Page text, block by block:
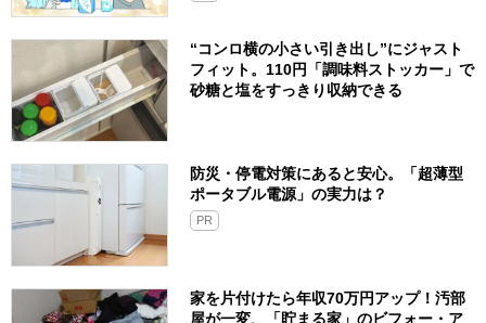
“コンロ横の小さい引き出し”にジャスト
フィット。110円「調味料ストッカー」で
砂糖と塩をすっきり収納できる
防災・停電対策にあると安心。「超薄型
ポータブル電源」の実力は？​
PR
家を片付けたら年収70万円アップ！汚部
屋が一変、「貯まる家」のビフォー・ア